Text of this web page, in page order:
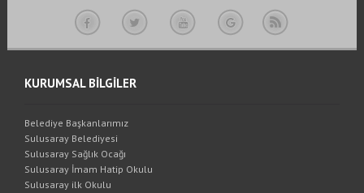
KURUMSAL BİLGİLER
Belediye Başkanlarımız
Sulusaray Belediyesi
Sulusaray Sağlık Ocağı
Sulusaray İmam Hatip Okulu
Sulusaray ilk Okulu